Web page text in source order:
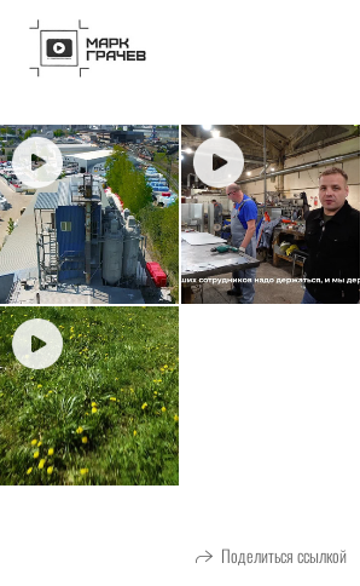
Поделиться ссылкой